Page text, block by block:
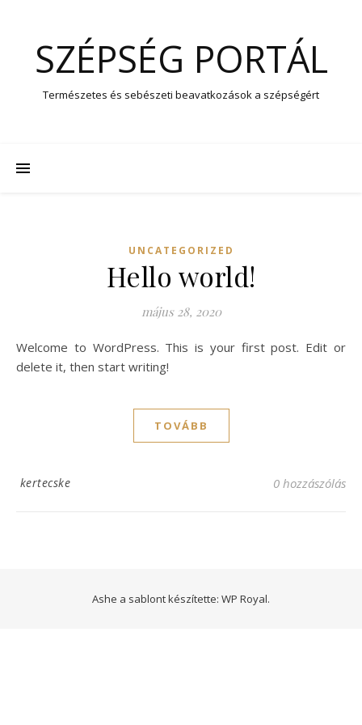
SZÉPSÉG PORTÁL
Természetes és sebészeti beavatkozások a szépségért
UNCATEGORIZED
Hello world!
május 28, 2020
Welcome to WordPress. This is your first post. Edit or
delete it, then start writing!
TOVÁBB
kertecske 0 hozzászólás
Ashe a sablont készítette: WP Royal.